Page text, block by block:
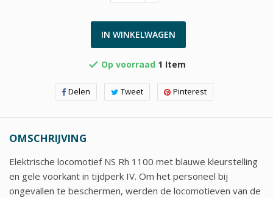
IN WINKELWAGEN
 Op voorraad 1 Item
Delen Tweet Pinterest
OMSCHRIJVING
Elektrische locomotief NS Rh 1100 met blauwe kleurstelling
en gele voorkant in tijdperk IV. Om het personeel bij
ongevallen te beschermen, werden de locomotieven van de